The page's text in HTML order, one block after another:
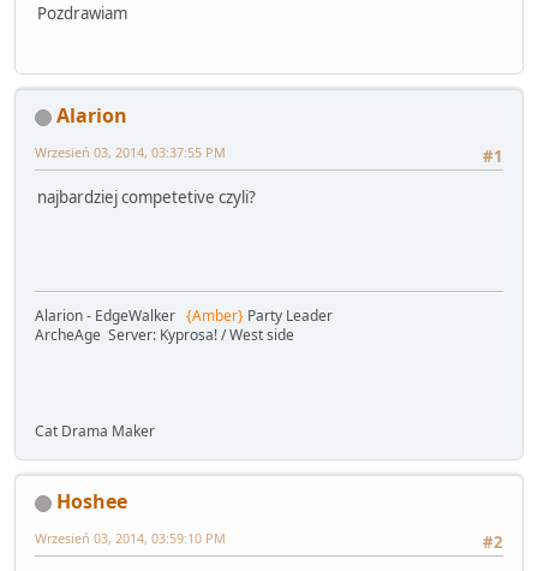
Pozdrawiam
Alarion
#1
Wrzesień 03, 2014, 03:37:55 PM
najbardziej competetive czyli?
Alarion - EdgeWalker {Amber} Party Leader
ArcheAge Server: Kyprosa! / West side
Cat Drama Maker
Hoshee
#2
Wrzesień 03, 2014, 03:59:10 PM